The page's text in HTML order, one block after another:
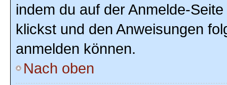
indem du auf der Anmelde-
klickst und den Anweisungen
anmelden können.
Nach oben